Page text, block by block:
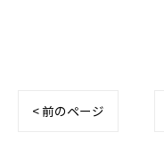
< 前のページ